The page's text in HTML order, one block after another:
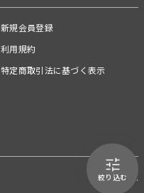
新規会員登録
利用規約
特定商取引法に基づく表示
©ParaLux Inc.
絞り込む